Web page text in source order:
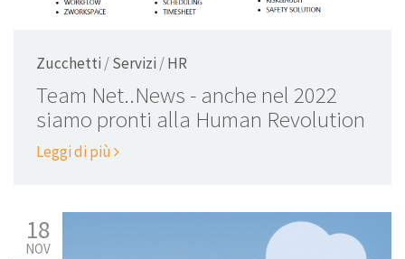
Zucchetti /Servizi /HR
Team Net..News - anche nel 2022
siamo pronti alla Human Revolution
Leggi di più
18
NOV